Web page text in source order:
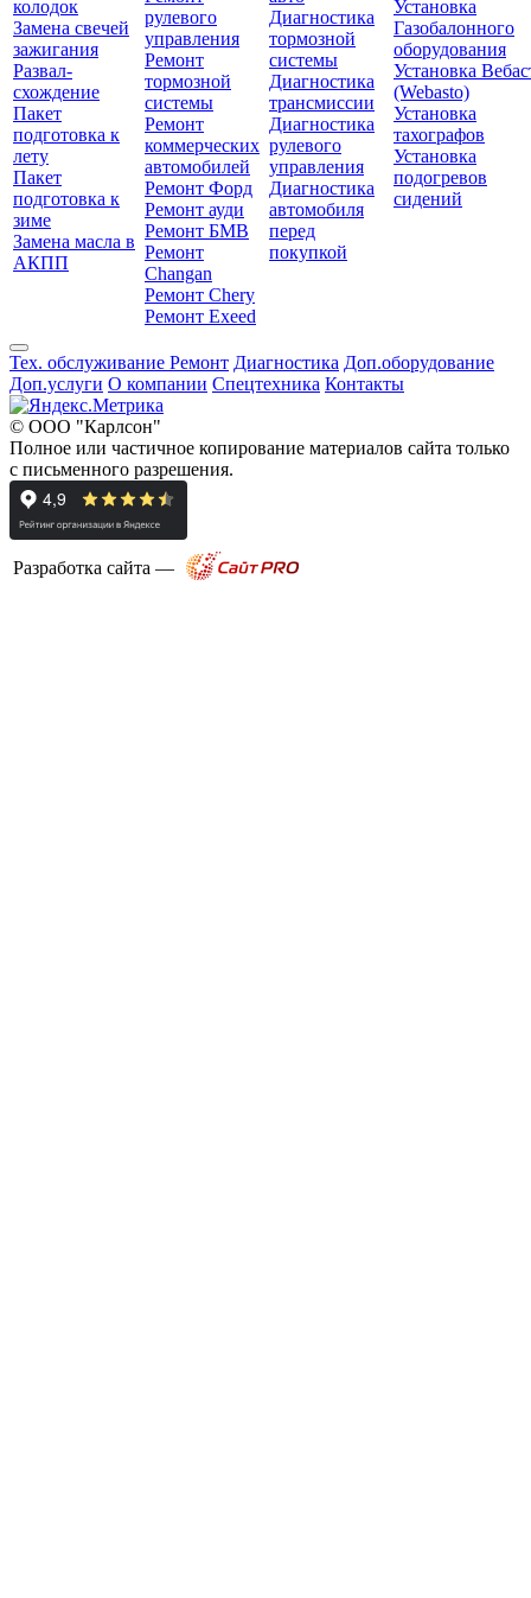
колодок
Замена свечей
зажигания
Развал-
схождение
Пакет
подготовка к
лету
Пакет
подготовка к
зиме
Замена масла в
АКПП
рулевого
управления
Ремонт
тормозной
системы
Ремонт
коммерческих
автомобилей
Ремонт Форд
Ремонт ауди
Ремонт БМВ
Ремонт
Changan
Ремонт Chery
Ремонт Exeed
Диагностика
тормозной
системы
Диагностика
трансмиссии
Диагностика
рулевого
управления
Диагностика
автомобиля
перед
покупкой
Установка
Газобалонного
оборудования
Установка
(Webasto)
Установка
тахографов
Установка
подогревов
сидений
Тех. обслуживание Ремонт Диагностика Доп.оборудование
Доп.услуги О компании Спецтехника Контакты
© ООО "Карлсон"
Полное или частичное копирование материалов сайта только
с письменного разрешения.
Разработка сайта —